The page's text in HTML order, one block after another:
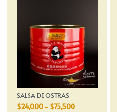
SALSA DE OSTRAS
$24,000 - $75,500